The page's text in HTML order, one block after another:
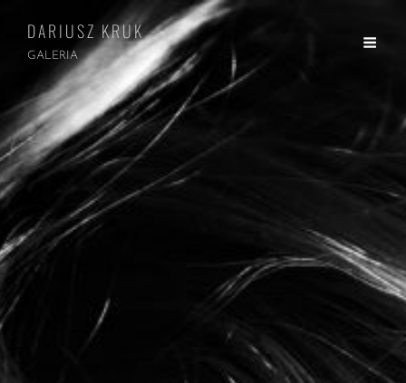
DARIUSZ KRUK
GALERIA